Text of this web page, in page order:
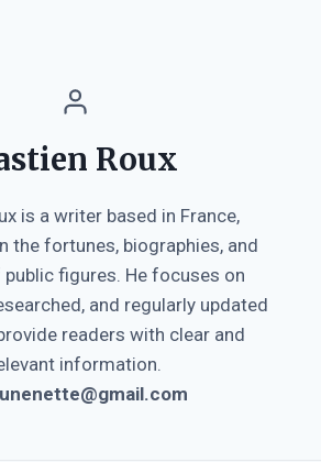
Roux
is a writer based in France,
the fortunes, biographies, and
figures. He focuses on
and regularly updated
readers with clear and
information.